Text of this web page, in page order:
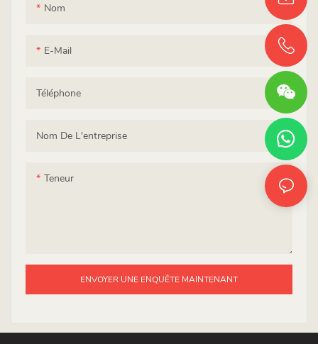
Nom
E-Mail
Téléphone
Nom De L'entreprise
Teneur
ENVOYER UNE ENQUÊTE MAINTENANT